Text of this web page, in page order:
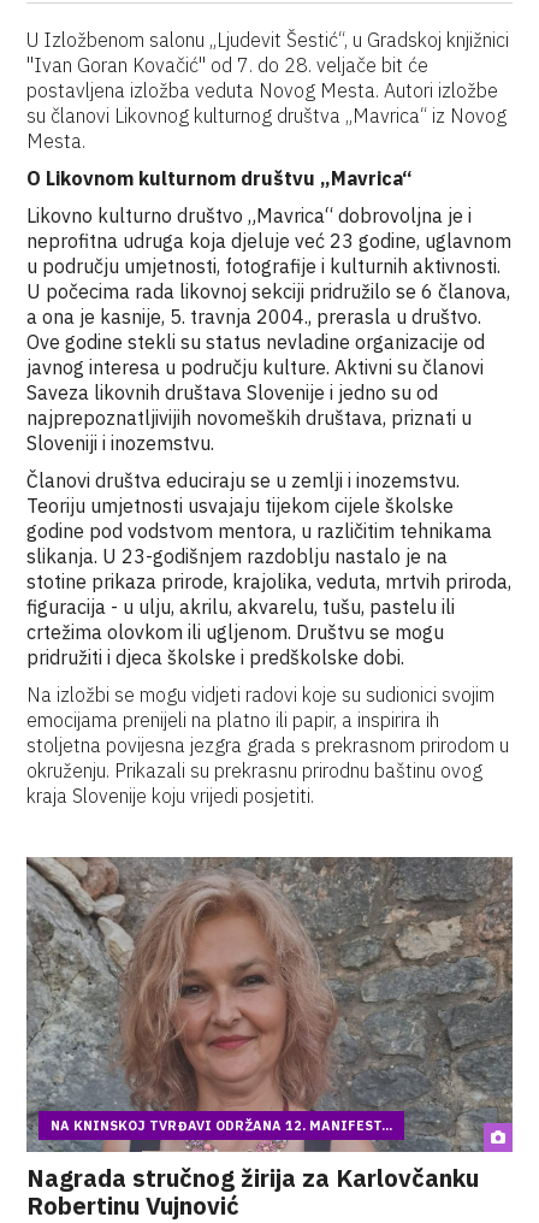
U Izložbenom salonu „Ljudevit Šestić“, u Gradskoj knjižnici
"Ivan Goran Kovačić" od 7. do 28. veljače bit će
postavljena izložba veduta Novog Mesta. Autori izložbe
su članovi Likovnog kulturnog društva „Mavrica“ iz Novog
Mesta.
O Likovnom kulturnom društvu „Mavrica“
Likovno kulturno društvo „Mavrica“ dobrovoljna je i
neprofitna udruga koja djeluje već 23 godine, uglavnom
u području umjetnosti, fotografije i kulturnih aktivnosti.
U počecima rada likovnoj sekciji pridružilo se 6 članova,
a ona je kasnije, 5. travnja 2004., prerasla u društvo.
Ove godine stekli su status nevladine organizacije od
javnog interesa u području kulture. Aktivni su članovi
Saveza likovnih društava Slovenije i jedno su od
najprepoznatljivijih novomeških društava, priznati u
Sloveniji i inozemstvu.
Članovi društva educiraju se u zemlji i inozemstvu.
Teoriju umjetnosti usvajaju tijekom cijele školske
godine pod vodstvom mentora, u različitim tehnikama
slikanja. U 23-godišnjem razdoblju nastalo je na
stotine prikaza prirode, krajolika, veduta, mrtvih priroda,
figuracija - u ulju, akrilu, akvarelu, tušu, pastelu ili
crtežima olovkom ili ugljenom. Društvu se mogu
pridružiti i djeca školske i predškolske dobi.
Na izložbi se mogu vidjeti radovi koje su sudionici svojim
emocijama prenijeli na platno ili papir, a inspirira ih
stoljetna povijesna jezgra grada s prekrasnom prirodom u
okruženju. Prikazali su prekrasnu prirodnu baštinu ovog
kraja Slovenije koju vrijedi posjetiti.
NA KNINSKOJ TVRĐAVI ODRŽANA 12. MANIFEST...
Nagrada stručnog žirija za Karlovčanku
Robertinu Vujnović